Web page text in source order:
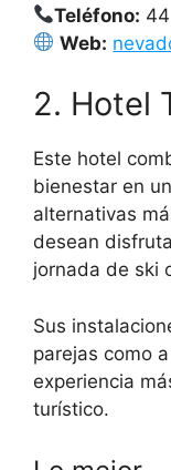
Teléfono:
Web:
2. Hotel
Este hotel
bienestar en
alternativas
desean
jornada de ski
Sus
parejas como
experiencia
turístico.